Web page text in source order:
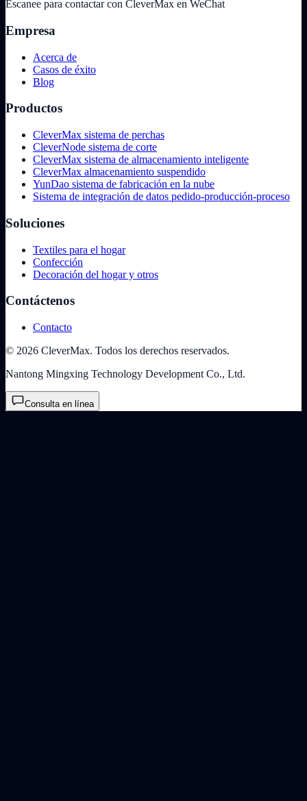
Escanee para contactar con CleverMax en WeChat
Empresa
Acerca de
Casos de éxito
Blog
Productos
CleverMax sistema de perchas
CleverNode sistema de corte
CleverMax sistema de almacenamiento inteligente
CleverMax almacenamiento suspendido
YunDao sistema de fabricación en la nube
Sistema de integración de datos pedido-producción-proceso
Soluciones
Textiles para el hogar
Confección
Decoración del hogar y otros
Contáctenos
Contacto
© 2026 CleverMax. Todos los derechos reservados.
Nantong Mingxing Technology Development Co., Ltd.
Consulta en línea